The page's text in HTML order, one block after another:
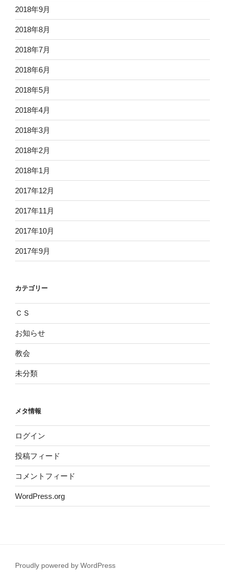
2018年9月
2018年8月
2018年7月
2018年6月
2018年5月
2018年4月
2018年3月
2018年2月
2018年1月
2017年12月
2017年11月
2017年10月
2017年9月
カテゴリー
ＣＳ
お知らせ
教会
未分類
メタ情報
ログイン
投稿フィード
コメントフィード
WordPress.org
Proudly powered by WordPress